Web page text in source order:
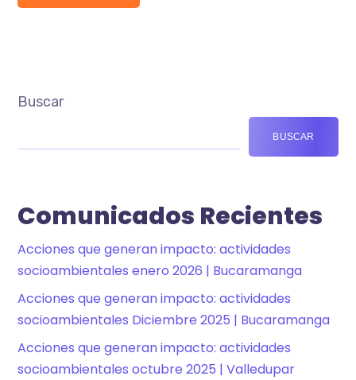
Buscar
BUSCAR
Comunicados Recientes
Acciones que generan impacto: actividades
socioambientales enero 2026 | Bucaramanga
Acciones que generan impacto: actividades
socioambientales Diciembre 2025 | Bucaramanga
Acciones que generan impacto: actividades
socioambientales octubre 2025 | Valledupar